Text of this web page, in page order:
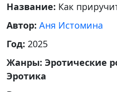
Название: Как
Автор: Аня Истомина
Год: 2025
Жанры: Эротические
Эротика